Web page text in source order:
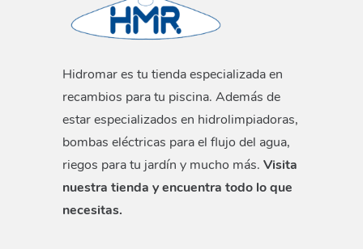
Hidromar es tu tienda especializada en
recambios para tu piscina. Además de
estar especializados en hidrolimpiadoras,
bombas eléctricas para el flujo del agua,
riegos para tu jardín y mucho más. Visita
nuestra tienda y encuentra todo lo que
necesitas.